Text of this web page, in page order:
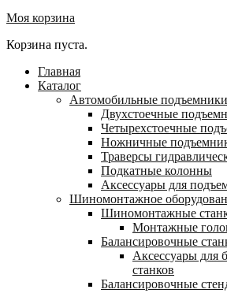
Моя корзина
Корзина пуста.
Главная
Каталог
Автомобильные подъемники
Двухстоечные
Четырехстоечные
Ножничные
Траверсы
Подкатные колонны
Аксессуары для
Шиномонтажное
Шиномонтажные
Монтажные
Балансировочные
Аксессуары для
станков
Балансировочные